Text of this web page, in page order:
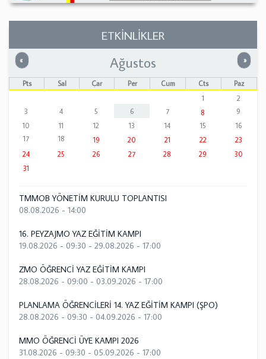
ETKİNLİKLER
« Önceki »
Ağustos
Pts Sal Çar Per Cum Cts
Paz
1
2
3
4 5 6 7 8
9
10
11 12 13 14 15
16
17
18 19 20 21 22
23
24
25 26 27 28 29
30
31
TMMOB YÖNETİM KURULU TOPLANTISI
08.08.2026 - 14:00
16. PEYZAJMO YAZ EĞİTİM KAMPI
19.08.2026 - 09:30 - 29.08.2026 - 17:00
ZMO ÖĞRENCİ YAZ EĞİTİM KAMPI
28.08.2026 - 09:00 - 03.09.2026 - 17:00
PLANLAMA ÖĞRENCİLERİ 14. YAZ EĞİTİM KAMPI (ŞPO)
28.08.2026 - 09:30 - 04.09.2026 - 17:00
MMO ÖĞRENCİ ÜYE KAMPI 2026
31.08.2026 - 09:30 - 05.09.2026 - 17:00